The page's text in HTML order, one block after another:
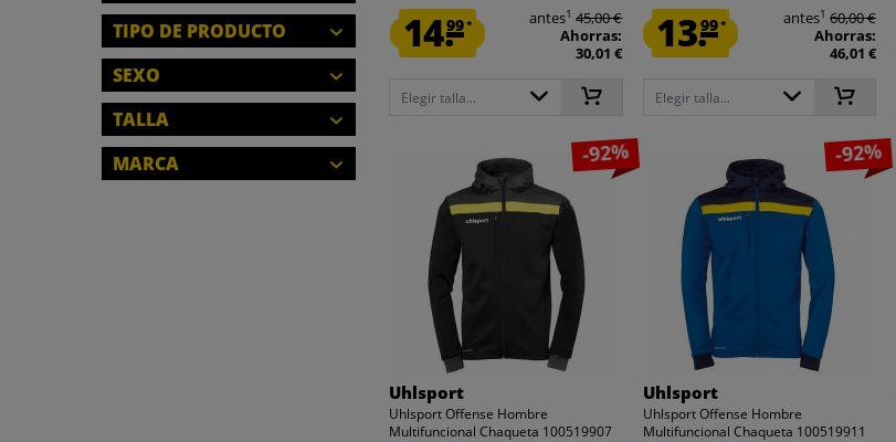
TIPO DE PRODUCTO
CHAQUETAS
SEXO
HOMBRES
NIÑOS
TALLA
S
MARCA
14.99* antes1 45,00 €
Ahorras:
30,01 €
Elegir talla...
13.99* antes1 60,00 €
Ahorras:
46,01 €
Elegir talla...
-92%
Uhlsport
Uhlsport Offense Hombre
Multifuncional Chaqueta 100519907
-92%
Uhlsport
Uhlsport Offense Hombre
Multifuncional Chaqueta 100519911